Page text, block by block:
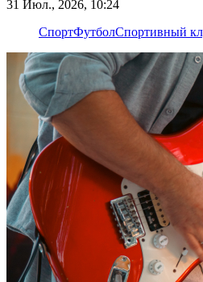
31 Июл., 2026, 10:24
СпортФутболСпортивный